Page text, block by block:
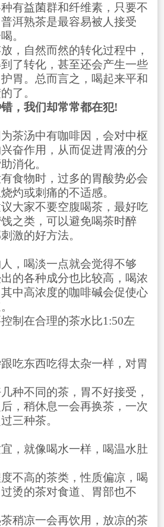
益菌群和纤维素，只要不
洱熟茶是最容易被人接受
。
自然而然的转化过程中，
了转化，甚至还会产生一些
胃。总而言之，喝起来平和
了。
，我们却常常都在犯!
汤中有咖啡因，会对中枢
奋作用，从而促进胃液的分
消化。
物时，过多的胃酸势必会
灼或刺痛的不适感。
家不要空腹喝茶，最好吃
之类，可以避免喝茶时醉
激的好方法。
喝淡一点就会觉得不够
的各种成分也比较高，喝浓
中高浓度的咖啡碱会促使心
在合理的茶水比1:50左
东西吃得太杂一样，对胃
不同的茶，胃不好接受，
，稍休息一会再换茶，一次
三种茶。
就像喝水一样，喝温水肚
高的茶类，性质偏凉，喝
烫的茶对食道、胃部也不
凉一会再饮用，放凉的茶